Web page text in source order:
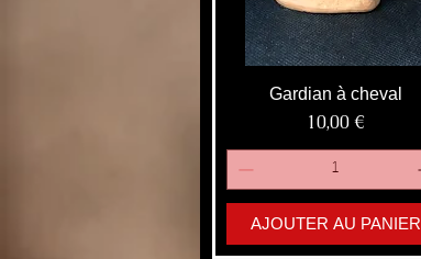
Gardian à cheval
Prix
10,00 €
AJOUTER AU PANIER